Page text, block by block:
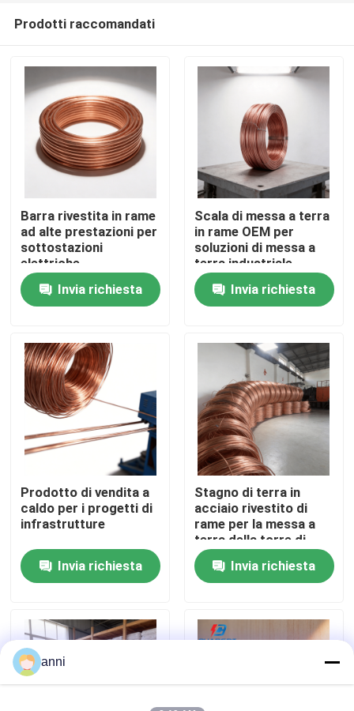
Casa
Prodotti
Video
Chi siamo
Fatory Tour
Controllo di qualità
Contattaci
Tutti i casi
Prodotti raccomandati
Barra rivestita in rame
ad alte prestazioni per
sottostazioni
elettriche
Invia richiesta
Scala di messa a terra
in rame OEM per
soluzioni di messa a
terra industriale
Invia richiesta
Prodotto di vendita a
caldo per i progetti di
infrastrutture
Invia richiesta
Stagno di terra in
acciaio rivestito di
rame per la messa a
terra della torre di
telecomunicazioni
Invia richiesta
anni